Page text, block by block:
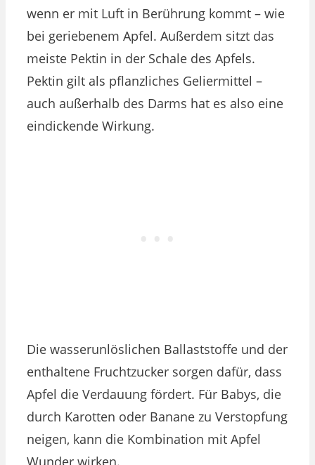
wenn er mit Luft in Berührung kommt – wie
bei geriebenem Apfel. Außerdem sitzt das
meiste Pektin in der Schale des Apfels.
Pektin gilt als pflanzliches Geliermittel –
auch außerhalb des Darms hat es also eine
eindickende Wirkung.
Die wasserunlöslichen Ballaststoffe und der
enthaltene Fruchtzucker sorgen dafür, dass
Apfel die Verdauung fördert. Für Babys, die
durch Karotten oder Banane zu Verstopfung
neigen, kann die Kombination mit Apfel
Wunder wirken.